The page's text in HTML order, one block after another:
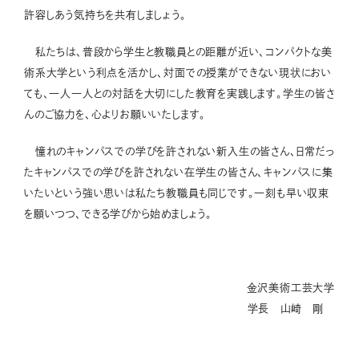
許容しあう気持ちを共有しましょう。
私たちは、普段から学生と教職員との距離が近い、コンパクトな美
術系大学という利点を活かし、対面での授業ができない現状におい
ても、一人一人との対話を大切にした教育を実践します。学生の皆さ
んのご協力を、心よりお願いいたします。
憧れのキャンパスでの学びを許されない新入生の皆さん、日常だっ
たキャンパスでの学びを許されない在学生の皆さん、キャンパスに集
いたいという強い思いは私たち教職員も同じです。一刻も早い収束
を願いつつ、できる学びから始めましょう。
金沢美術工芸大学
学長 山崎 剛